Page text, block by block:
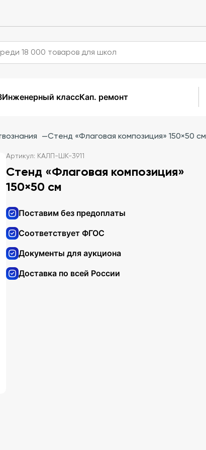
Инженерный классКап. ремонт
—Стенд «Флаговая композиция» 150×50 см
Артикул: КАЛП-ШК-3911
Стенд «Флаговая композиция»
150×50 см
Поставим без предоплаты
Соответствует ФГОС
Документы для аукциона
Доставка по всей России